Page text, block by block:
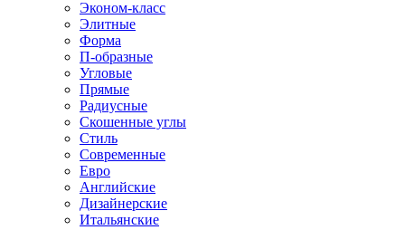
Эконом-класс
Элитные
Форма
П-образные
Угловые
Прямые
Радиусные
Скошенные углы
Стиль
Современные
Евро
Английские
Дизайнерские
Итальянские